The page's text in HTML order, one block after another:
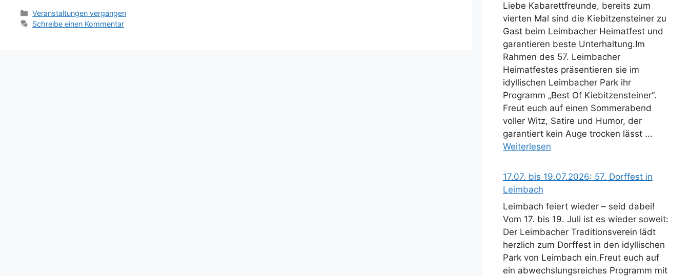
Veranstaltungen vergangen
Schreibe einen Kommentar
Liebe Kabarettfreunde, bereits zum
vierten Mal sind die Kiebitzensteiner zu
Gast beim Leimbacher Heimatfest und
garantieren beste Unterhaltung.Im
Rahmen des 57. Leimbacher
Heimatfestes präsentieren sie im
idyllischen Leimbacher Park ihr
Programm „Best Of Kiebitzensteiner“.
Freut euch auf einen Sommerabend
voller Witz, Satire und Humor, der
garantiert kein Auge trocken lässt ...
Weiterlesen
17.07. bis 19.07.2026: 57. Dorffest in
Leimbach
Leimbach feiert wieder – seid dabei!
Vom 17. bis 19. Juli ist es wieder soweit:
Der Leimbacher Traditionsverein lädt
herzlich zum Dorffest in den idyllischen
Park von Leimbach ein.Freut euch auf
ein abwechslungsreiches Programm mit